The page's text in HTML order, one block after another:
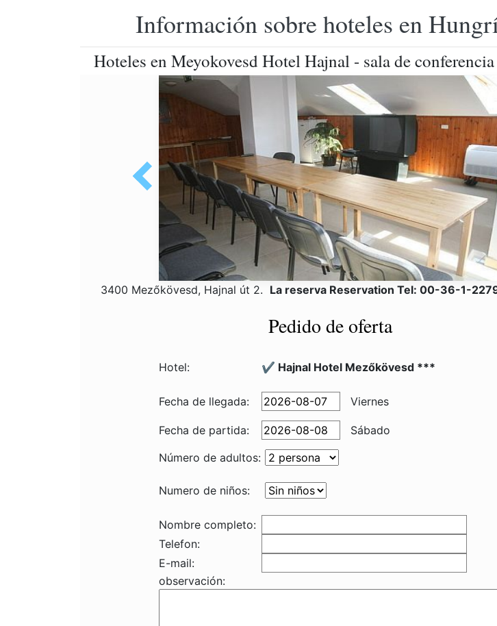
Información sobre hoteles en
Hoteles en Meyokovesd Hotel Hajnal - sala de conferencia
3400 Mezőkövesd, Hajnal út 2. La reserva Reservation Tel: 00-36-1-
Pedido de oferta
Hotel: ✔️ Hajnal Hotel Mezőkövesd ***
Fecha de llegada: Viernes
Fecha de partida:
Sábado
Número de adultos:
Numero de niños:
Nombre completo:
Telefon:
E-mail:
observación: